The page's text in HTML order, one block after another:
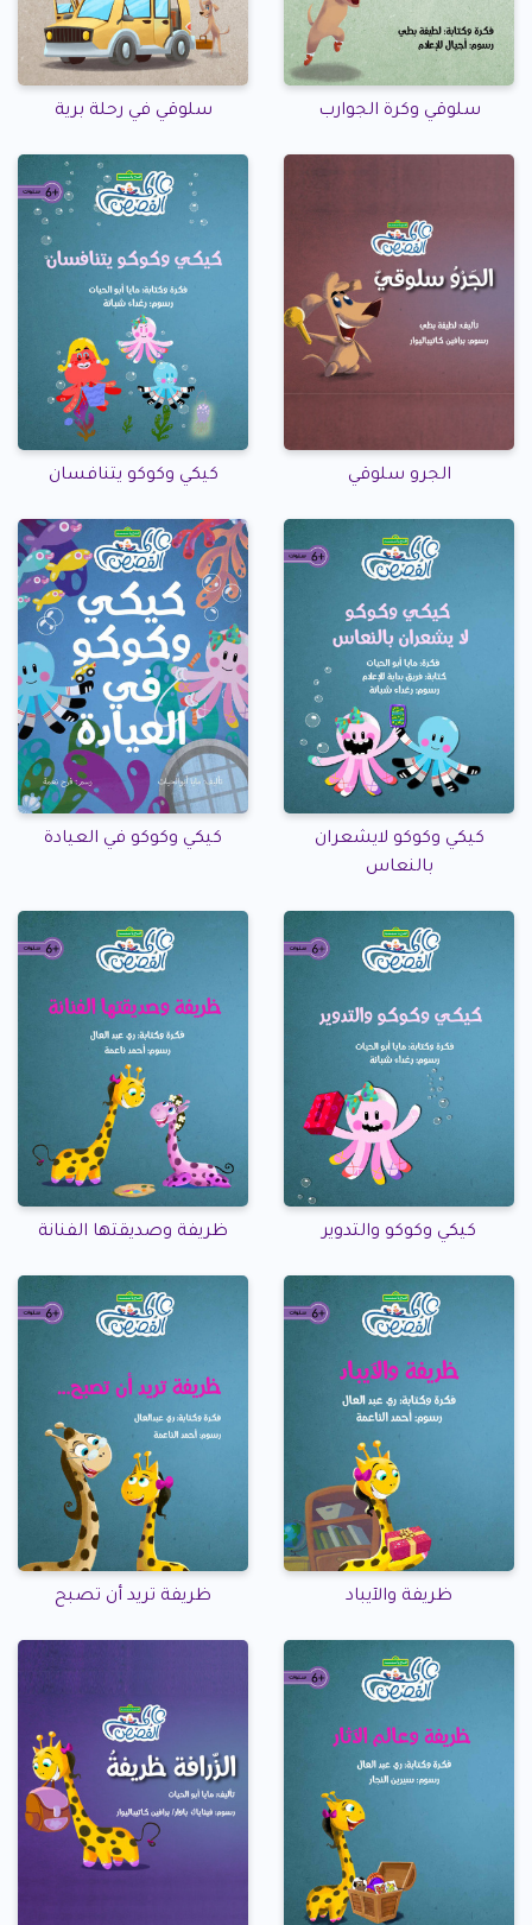
سلوقي وكرة الجوارب سلوقي في رحلة برية
الجرو سلوقي كيكي وكوكو يتنافسان
كيكي وكوكو لايشعران
بالنعاس
كيكي وكوكو في العيادة
كيكي وكوكو والتدوير ظريفة وصديقتها الفنانة
ظريفة والآيباد ظريفة تريد أن تصبح